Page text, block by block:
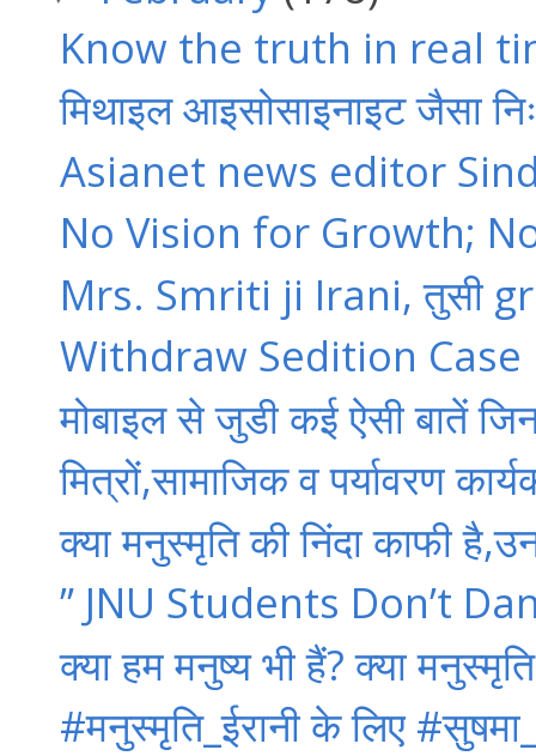
Know the truth in real
मिथाइल आइसोसाइनाइट जैसा
Asianet news editor
No Vision for Growth;
Mrs. Smriti ji Irani, तुसी
Withdraw Sedition Case
मोबाइल से जुडी कई ऐसी बातें
मित्रों,सामाजिक व पर्यावरण
क्या मनुस्मृति की निंदा काफी
” JNU Students Don’t
क्या हम मनुष्य भी हैं? क्या
‪#‎मनुस्मृति_ईरानी‬ के लिए